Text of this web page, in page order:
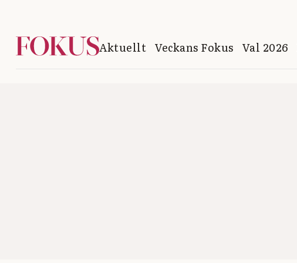
Aktuellt Veckans Fokus Val 2026